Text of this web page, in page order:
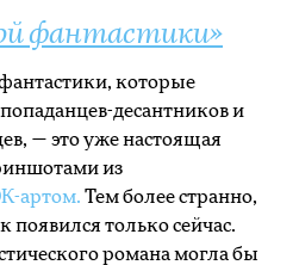
фантастики»
которые
десантников и
— это уже настоящая
из
артом. Тем более странно,
только сейчас.
романа могла бы